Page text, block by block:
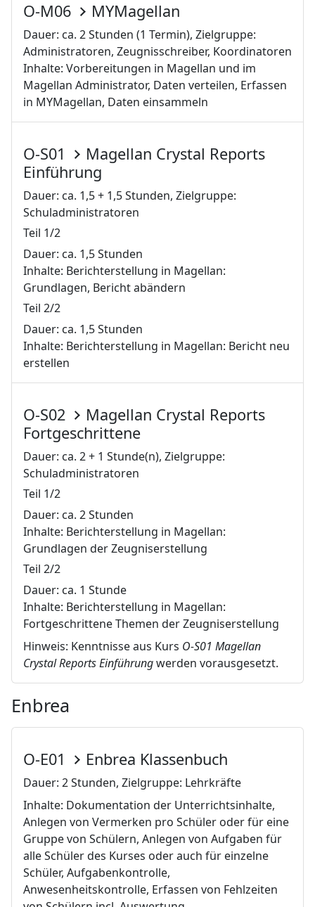
O-M06 MYMagellan
Dauer: ca. 2 Stunden (1 Termin), Zielgruppe:
Administratoren, Zeugnisschreiber, Koordinatoren
Inhalte: Vorbereitungen in Magellan und im
Magellan Administrator, Daten verteilen, Erfassen
in MYMagellan, Daten einsammeln
O-S01
Magellan Crystal Reports
Einführung
Dauer: ca. 1,5 + 1,5 Stunden, Zielgruppe:
Schuladministratoren
Teil 1/2
Dauer: ca. 1,5 Stunden
Inhalte: Berichterstellung in Magellan:
Grundlagen, Bericht abändern
Teil 2/2
Dauer: ca. 1,5 Stunden
Inhalte: Berichterstellung in Magellan: Bericht neu
erstellen
O-S02
Magellan Crystal Reports
Fortgeschrittene
Dauer: ca. 2 + 1 Stunde(n), Zielgruppe:
Schuladministratoren
Teil 1/2
Dauer: ca. 2 Stunden
Inhalte: Berichterstellung in Magellan:
Grundlagen der Zeugniserstellung
Teil 2/2
Dauer: ca. 1 Stunde
Inhalte: Berichterstellung in Magellan:
Fortgeschrittene Themen der Zeugniserstellung
Hinweis: Kenntnisse aus Kurs O-S01 Magellan
Crystal Reports Einführungwerden vorausgesetzt.
Enbrea
O-E01 Enbrea Klassenbuch
Dauer: 2 Stunden, Zielgruppe: Lehrkräfte
Inhalte: Dokumentation der Unterrichtsinhalte,
Anlegen von Vermerken pro Schüler oder für eine
Gruppe von Schülern, Anlegen von Aufgaben für
alle Schüler des Kurses oder auch für einzelne
Schüler, Aufgabenkontrolle,
Anwesenheitskontrolle, Erfassen von Fehlzeiten